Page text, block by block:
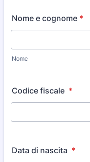
Nome e cognome *
Nome
Codice fiscale *
Data di nascita *